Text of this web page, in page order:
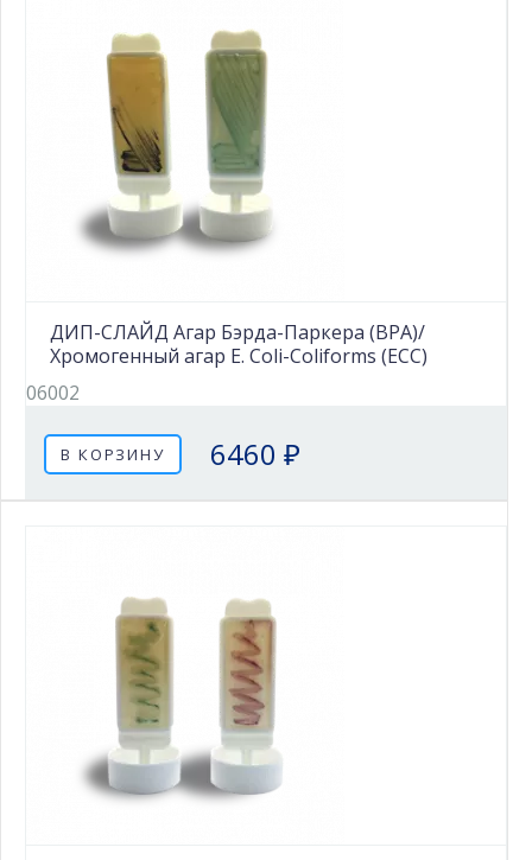
ДИП-СЛАЙД Агар Бэрда-Паркера (BPA)/
Хромогенный агар E. Coli-Coliforms (ECC)
06002
В КОРЗИНУ 6460 ₽